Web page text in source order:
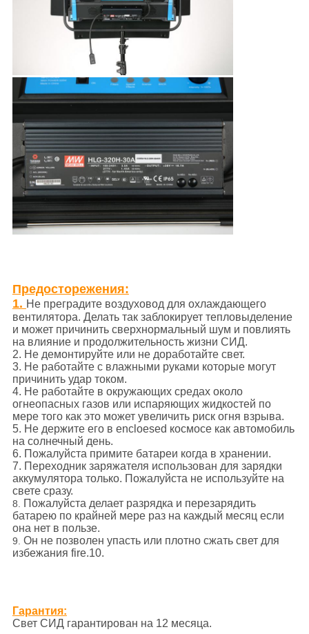
Предосторежения:
1. Не преградите воздуховод для охлаждающего
вентилятора. Делать так заблокирует тепловыделение
и может причинить сверхнормальный шум и повлиять
на влияние и продолжительность жизни СИД.
2. Не демонтируйте или не доработайте свет.
3. Не работайте с влажными руками которые могут
причинить удар током.
4. Не работайте в окружающих средах около
огнеопасных газов или испаряющих жидкостей по
мере того как это может увеличить риск огня взрыва.
5. Не держите его в encloesed космосе как автомобиль
на солнечный день.
6. Пожалуйста примите батареи когда в хранении.
7. Переходник заряжателя использован для зарядки
аккумулятора только. Пожалуйста не используйте на
свете сразу.
8.
Пожалуйста делает разрядка и перезарядить
батарею по крайней мере раз на каждый месяц если
она нет в пользе.
9. Он не позволен упасть или плотно сжать свет для
избежания fire.10.
Гарантия:
Свет СИД гарантирован на 12 месяца.